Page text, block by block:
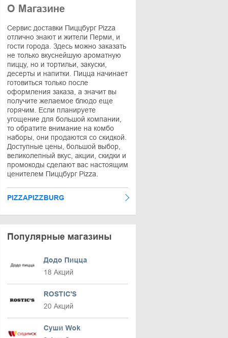
О Магазине
Сервис доставки Пиццбург Pizza
отлично знают и жители Перми, и
гости города. Здесь можно заказать
не только вкуснейшую ароматную
пиццу, но и тортильи, закуски,
десерты и напитки. Пицца начинает
готовиться только после
оформления заказа, а значит вы
получите желаемое блюдо еще
горячим. Если планируете
угощение для большой компании,
то обратите внимание на комбо
наборы, они продаются со скидкой.
Доступные цены, большой выбор,
великолепный вкус, акции, скидки и
промокоды сделают вас настоящим
ценителем Пиццбург Pizza.
PIZZAPIZZBURG
Популярные магазины
Додо Пицца
18 Акций
ROSTIC'S
20 Акций
Суши Wok